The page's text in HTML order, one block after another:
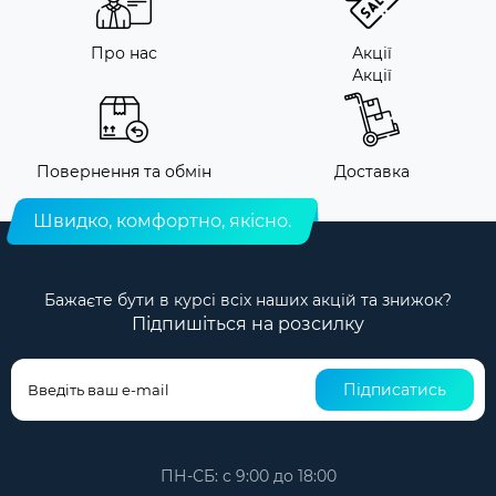
Про нас
Акції
Акції
Повернення та обмін Доставка
Швидко, комфортно, якісно.
Бажаєте бути в курсі всіх наших акцій та знижок?
Підпишіться на розсилку
Підписатись
ПН-СБ: с 9:00 до 18:00